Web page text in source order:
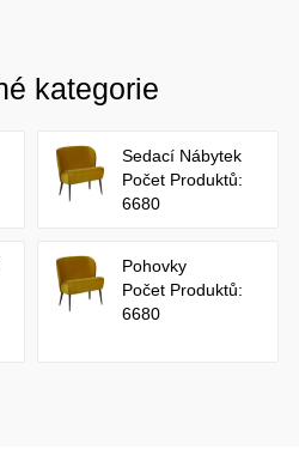
kategorie
Sedací Nábytek
Počet Produktů:
6680
Pohovky
Počet Produktů:
6680